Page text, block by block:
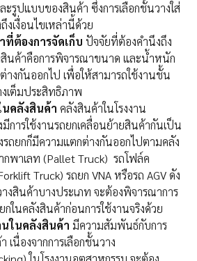
ะรูปแบบของสินค้า ซึ่งการเลือกชั้นวางใส่
งเงื่อนไขเหล่านี้ด้วย
ต้องการจัดเก็บ ปัจจัยที่ต้องคำนึงถึง
สินค้าคือการพิจารณาขนาด และน้ำหนัก
งกันออกไป เพื่อให้สามารถใช้งานชั้น
งเต็มประสิทธิภาพ
คลังสินค้า คลังสินค้าในโรงงาน
การใช้งานรถยกเคลื่อนย้ายสินค้ากันเป็น
ถยกก็มีความแตกต่างกันออกไปตามคลัง
พาเลท (Pallet Truck) รถโฟล์ค
Truck) รถยก VNA หรือรถ AGV ดัง
งสินค้าบางประเภท จะต้องพิจารณาการ
กในคลังสินค้าก่อนการใช้งานจริงด้วย
ในคลังสินค้า มีความสัมพันธ์กับการ
เนื่องจากการเลือกชั้นวาง